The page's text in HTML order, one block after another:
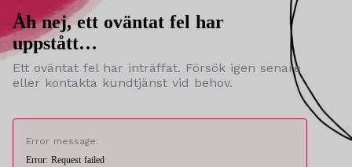
Åh nej, ett oväntat fel har
uppstått…
Ett oväntat fel har inträffat. Försök igen senare
eller kontakta kundtjänst vid behov.
Error message:
Error: Request failed